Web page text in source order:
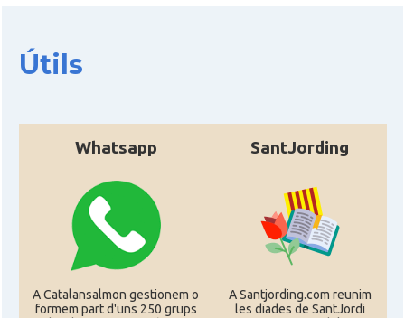
Útils
Whatsapp
A Catalansalmon gestionem o
formem part d'uns 250 grups
SantJording
A Santjording.com reunim
les diades de SantJordi